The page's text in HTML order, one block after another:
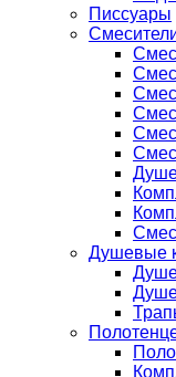
Писсуары
Душевые